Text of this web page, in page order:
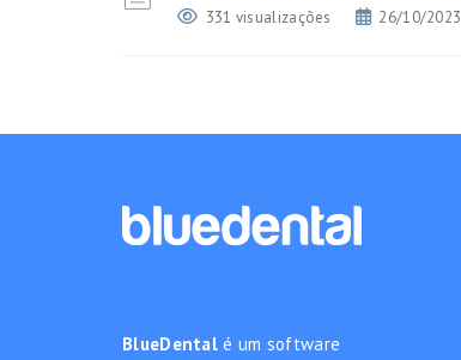
331 visualizações 26/10/2023
BlueDental é um software